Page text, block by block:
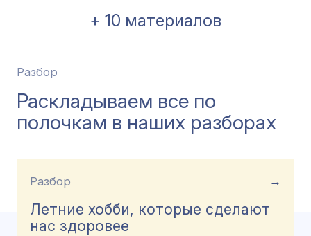
+ 10 материалов
Разбор
Раскладываем все по
полочкам в наших разборах
Разбор →
Летние хобби, которые сделают
нас здоровее